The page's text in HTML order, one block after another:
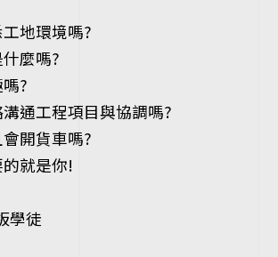
地環境嗎?
麼嗎?
?
通工程項目與協調嗎?
開貨車嗎?
就是你!
學徒